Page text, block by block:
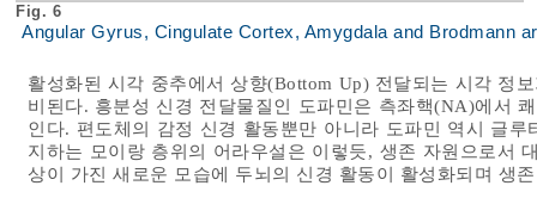
Fig. 6
Angular Gyrus, Cingulate Cortex, Amygdala and Brodmann
활성화된 시각 중추에서 상향(Bottom Up) 전달되는 시각 정
비된다. 흥분성 신경 전달물질인 도파민은 측좌핵(NA)에서
인다. 편도체의 감정 신경 활동뿐만 아니라 도파민 역시 글
지하는 모이랑 층위의 어라우설은 이렇듯, 생존 자원으로서
상이 가진 새로운 모습에 두뇌의 신경 활동이 활성화되며 생